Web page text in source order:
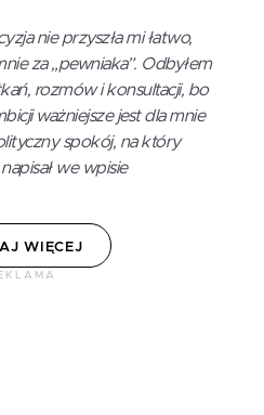
nie przyszła mi łatwo,
za „pewniaka”. Odbyłem
rozmów i konsultacji, bo
ważniejsze jest dla mnie
spokój, na który
we wpisie
WIĘCEJ